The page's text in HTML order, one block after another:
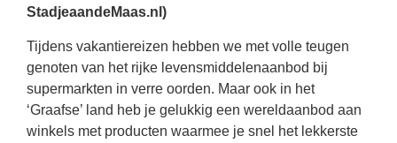
StadjeaandeMaas.nl)
Tijdens vakantiereizen hebben we met volle teugen
genoten van het rijke levensmiddelenaanbod bij
supermarkten in verre oorden. Maar ook in het
‘Graafse’ land heb je gelukkig een wereldaanbod aan
winkels met producten waarmee je snel het lekkerste